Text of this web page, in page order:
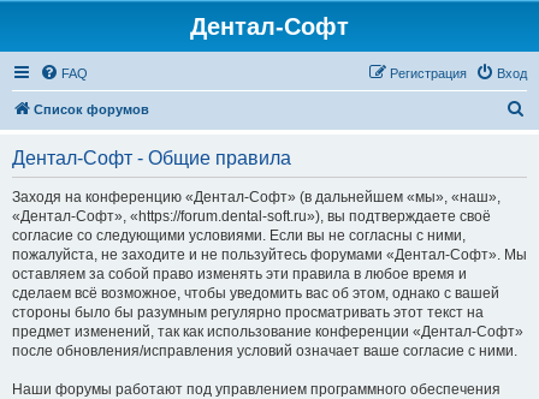
Дентал-Софт
FAQ Вход
Регистрация
Список форумов
Дентал-Софт - Общие правила
Заходя на конференцию «Дентал-Софт» (в дальнейшем «мы», «наш»,
«Дентал-Софт», «https://forum.dental-soft.ru»), вы подтверждаете своё
согласие со следующими условиями. Если вы не согласны с ними,
пожалуйста, не заходите и не пользуйтесь форумами «Дентал-Софт». Мы
оставляем за собой право изменять эти правила в любое время и
сделаем всё возможное, чтобы уведомить вас об этом, однако с вашей
стороны было бы разумным регулярно просматривать этот текст на
предмет изменений, так как использование конференции «Дентал-Софт»
после обновления/исправления условий означает ваше согласие с ними.
Наши форумы работают под управлением программного обеспечения